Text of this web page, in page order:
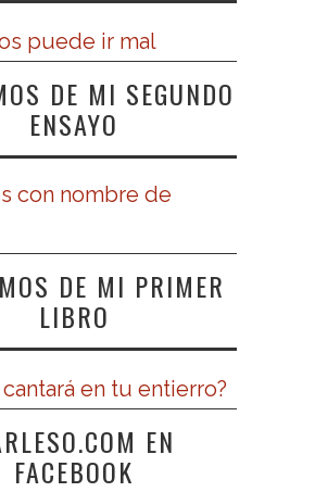
DE MI SEGUNDO
ENSAYO
DE MI PRIMER
LIBRO
EN
FACEBOOK